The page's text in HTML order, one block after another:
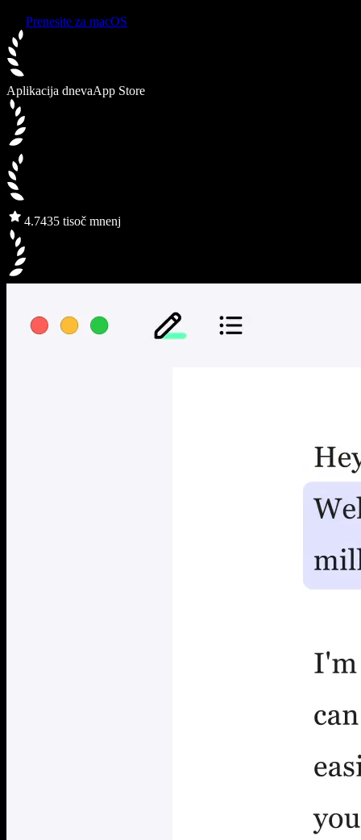
Prenesite za macOS
Aplikacija dnevaApp Store
4.7435 tisoč mnenj